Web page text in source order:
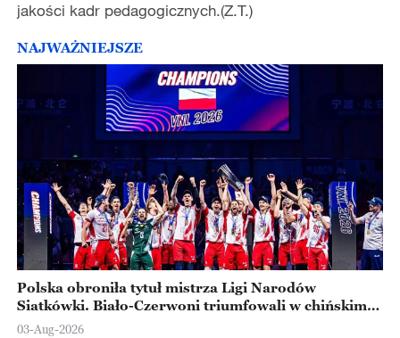
jakości kadr pedagogicznych.(Z.T.)
NAJWAŻNIEJSZE
Polska obroniła tytuł mistrza Ligi Narodów
Siatkówki. Biało-Czerwoni triumfowali w chińskim
Ningbo
03-Aug-2026